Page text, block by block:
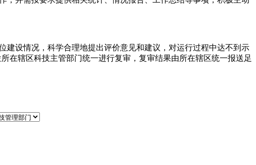
建设情况，科学合理地提出评价意见和建议，对运行过程中达不到示
在辖区科技主管部门统一进行复审，复审结果由所在辖区统一报送足